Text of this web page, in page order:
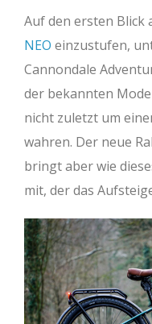
Auf den ersten Blick
NEO einzustufen,
Cannondale
der bekannten
nicht zuletzt um
wahren. Der neue
bringt aber wie
mit, der das